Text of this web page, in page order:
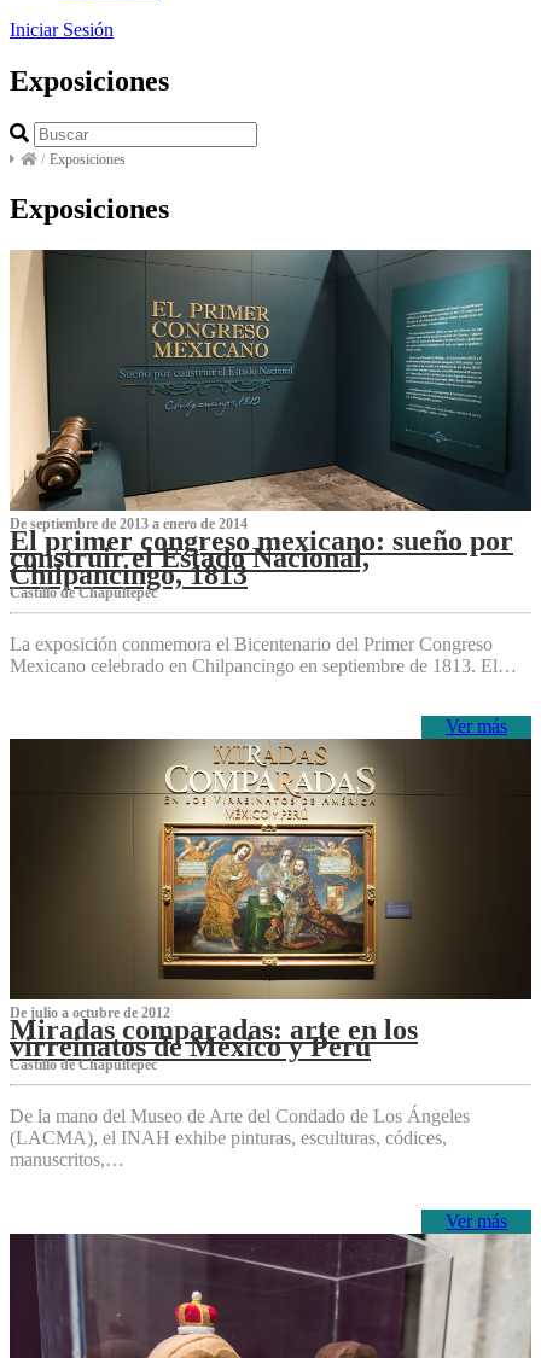
Iniciar Sesión
Exposiciones
/ Exposiciones
Exposiciones
De septiembre de 2013 a enero de 2014
El primer congreso mexicano: sueño por
construir el Estado Nacional,
Chilpancingo, 1813
Castillo de Chapultepec
La exposición conmemora el Bicentenario del Primer Congreso
Mexicano celebrado en Chilpancingo en septiembre de 1813. El…
Ver más
De julio a octubre de 2012
Miradas comparadas: arte en los
virreinatos de México y Perú
Castillo de Chapultepec
De la mano del Museo de Arte del Condado de Los Ángeles
(LACMA), el INAH exhibe pinturas, esculturas, códices,
manuscritos,…
Ver más